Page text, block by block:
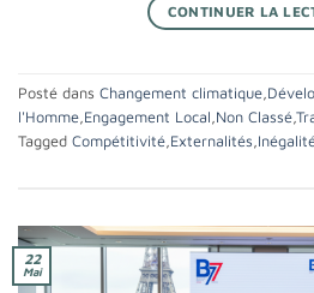
CONTINUER LA
Posté dans Changement climatique,
l'Homme,Engagement Local,Non Classé,
Tagged Compétitivité,Externalités,
22
Mai